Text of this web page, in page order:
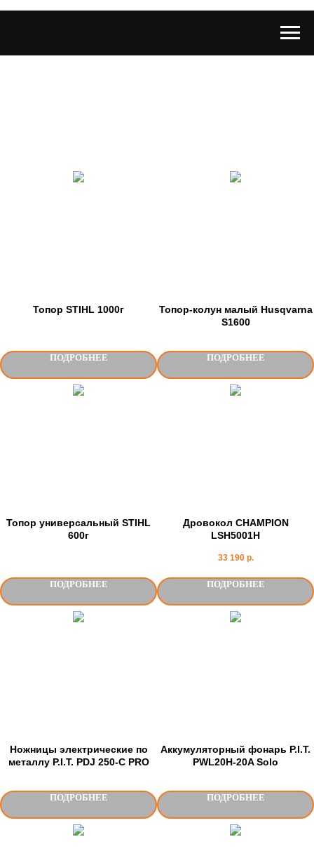
Топор STIHL 1000г
ПОДРОБНЕЕ
Топор-колун малый Husqvarna
S1600
ПОДРОБНЕЕ
Топор универсальный STIHL
600г
ПОДРОБНЕЕ
Дровокол CHAMPION
LSH5001H
33 190 р.
ПОДРОБНЕЕ
Ножницы электрические по
металлу P.I.T. PDJ 250-C PRO
ПОДРОБНЕЕ
Аккумуляторный фонарь P.I.T.
PWL20H-20A Solo
ПОДРОБНЕЕ